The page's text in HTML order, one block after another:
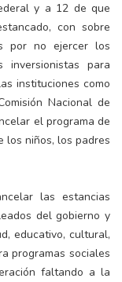
y a 12 de que
con sobre
por no ejercer los
para
instituciones como
Nacional de
el programa de
los niños, los padres
las estancias
del gobierno y
educativo, cultural,
programas sociales
faltando a la